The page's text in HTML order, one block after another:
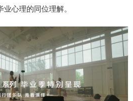
心理的同位理解。